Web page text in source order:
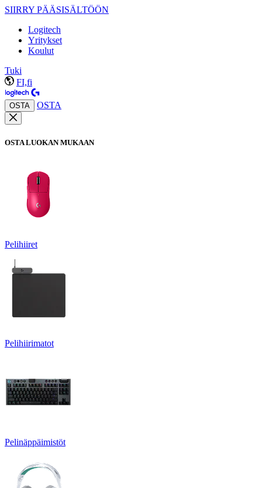
SIIRRY PÄÄSISÄLTÖÖN
Logitech
Yritykset
Koulut
Tuki
FI,fi
OSTA OSTA
OSTA LUOKAN MUKAAN
Pelihiiret
Pelihiirimatot
Pelinäppäimistöt